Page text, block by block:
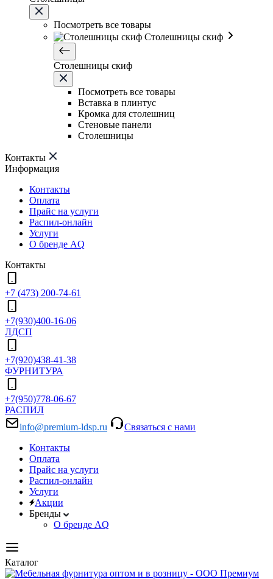
Посмотреть все товары
Столешницы скиф
Столешницы скиф
Посмотреть все товары
Вставка в плинтус
Кромка для столешниц
Стеновые панели
Столешницы
Контакты
Информация
Контакты
Оплата
Прайс на услуги
Распил-онлайн
Услуги
О бренде AQ
Контакты
+7 (473) 200-74-61
+7(930)400-16-06
ЛДСП
+7(920)438-41-38
ФУРНИТУРА
+7(950)778-06-67
РАСПИЛ
info@premium-ldsp.ru
Связаться с нами
Контакты
Оплата
Прайс на услуги
Распил-онлайн
Услуги
Акции
Бренды
О бренде AQ
Каталог